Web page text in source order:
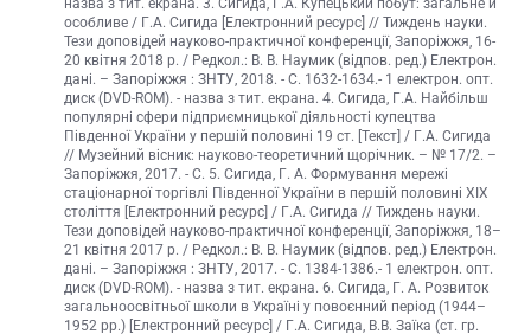
назва з тит. екрана. 3. Сигида, Г.А. Купецький побут: загальне й
особливе / Г.А. Сигида [Електронний ресурс] // Тиждень науки.
Тези доповідей науково-практичної конференції, Запоріжжя, 16-
20 квітня 2018 р. / Редкол.: В. В. Наумик (відпов. ред.) Електрон.
дані. – Запоріжжя : ЗНТУ, 2018. - С. 1632-1634.- 1 електрон. опт.
диск (DVD-ROM). - назва з тит. екрана. 4. Сигида, Г.А. Найбільш
популярні сфери підприємницької діяльності купецтва
Південної України у першій половині 19 ст. [Текст] / Г.А. Сигида
// Музейний вісник: науково-теоретичний щорічник. – № 17/2. –
Запоріжжя, 2017. - С. 5. Сигида, Г. А. Формування мережі
стаціонарної торгівлі Південної України в першій половині ХІХ
століття [Електронний ресурс] / Г.А. Сигида // Тиждень науки.
Тези доповідей науково-практичної конференції, Запоріжжя, 18–
21 квітня 2017 р. / Редкол.: В. В. Наумик (відпов. ред.) Електрон.
дані. – Запоріжжя : ЗНТУ, 2017. - С. 1384-1386.- 1 електрон. опт.
диск (DVD-ROM). - назва з тит. екрана. 6. Сигида, Г. А. Розвиток
загальноосвітньої школи в Україні у повоєнний період (1944–
1952 рр.) [Електронний ресурс] / Г.А. Сигида, В.В. Заїка (ст. гр.